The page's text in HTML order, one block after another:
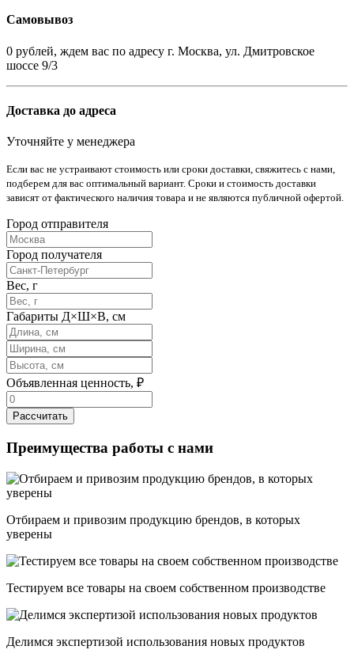
Самовывоз
0 рублей, ждем вас по адресу г. Москва, ул. Дмитровское
шоссе 9/3
Доставка до адреса
Уточняйте у менеджера
Если вас не устраивают стоимость или сроки доставки, свяжитесь с нами,
подберем для вас оптимальный вариант. Сроки и стоимость доставки
зависят от фактического наличия товара и не являются публичной офертой.
Город отправителя
Город получателя
Вес, г
Габариты Д×Ш×В, см
Объявленная ценность, ₽
Рассчитать
Преимущества работы с нами
Отбираем и привозим продукцию брендов, в которых
уверены
Тестируем все товары на своем собственном производстве
Делимся экспертизой использования новых продуктов